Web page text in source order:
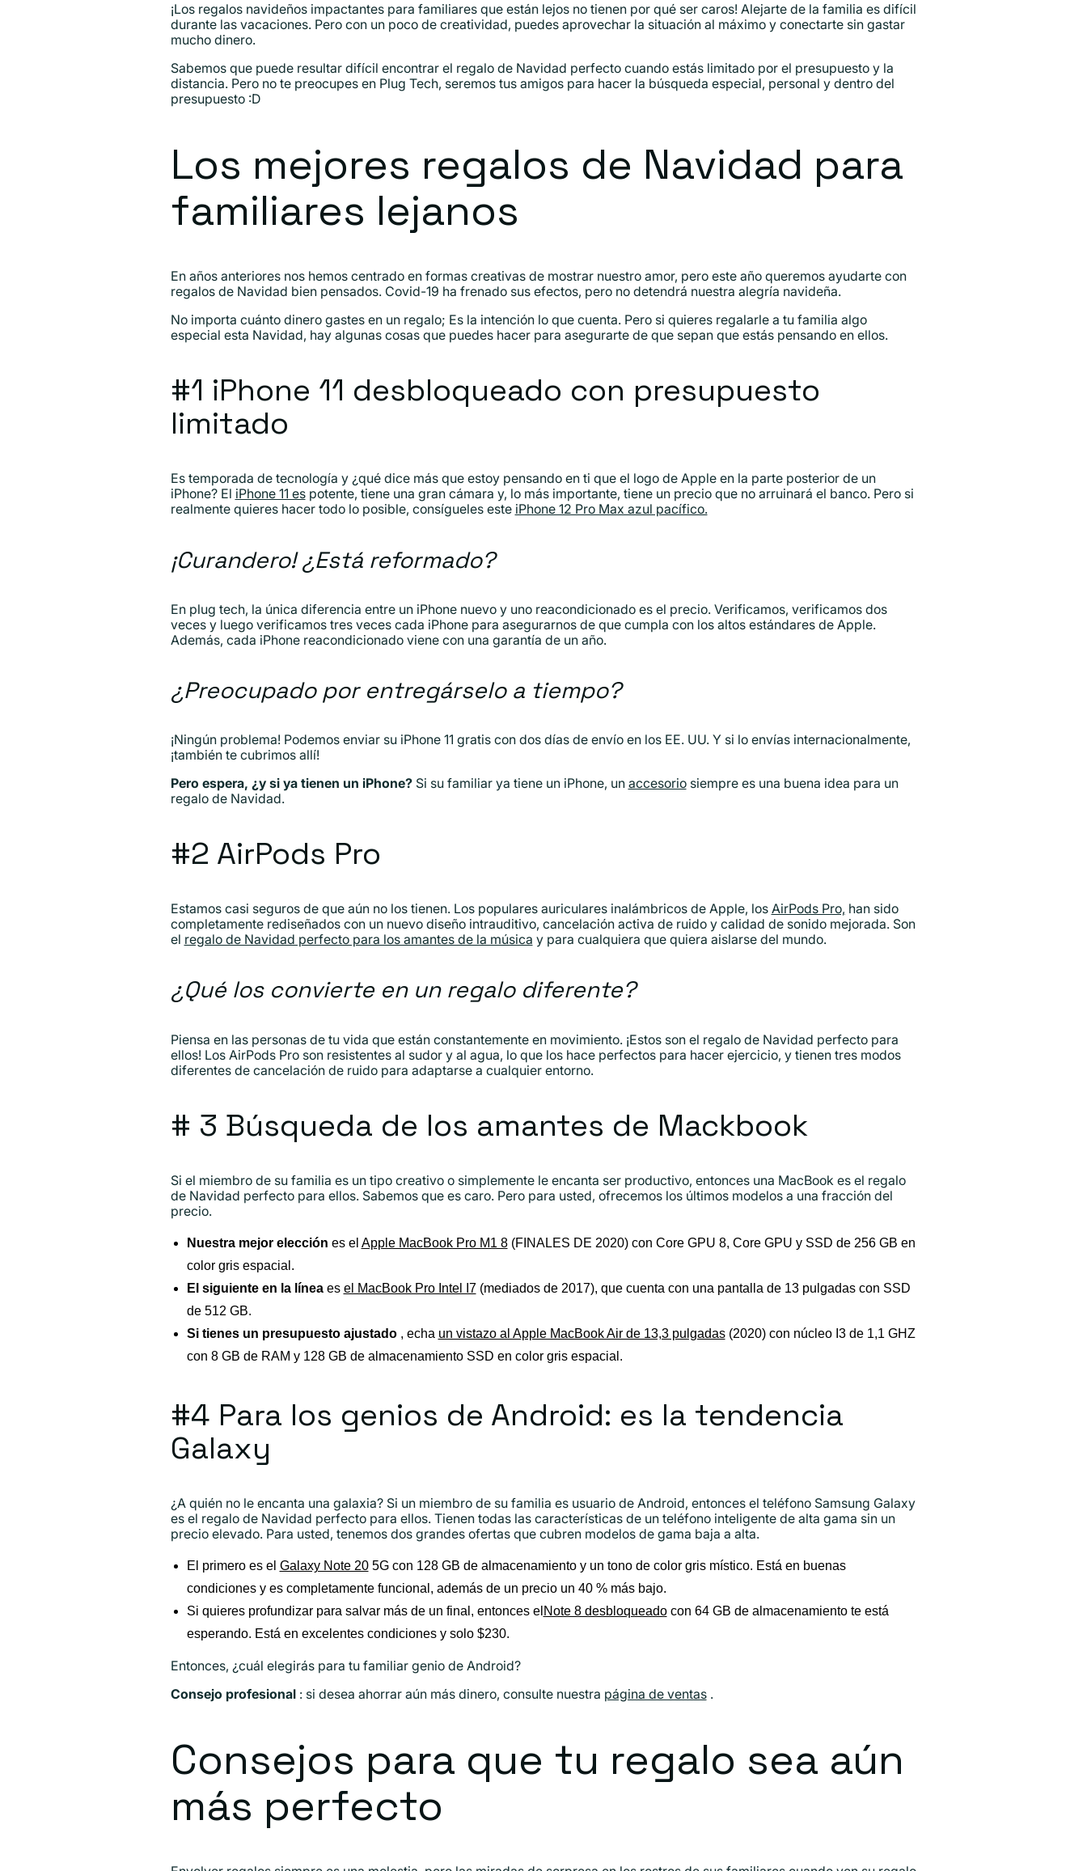
¡Los regalos navideños impactantes para familiares que están lejos no tienen por qué ser caros! Alejarte de la familia es difícil
durante las vacaciones. Pero con un poco de creatividad, puedes aprovechar la situación al máximo y conectarte sin gastar
mucho dinero.
Sabemos que puede resultar difícil encontrar el regalo de Navidad perfecto cuando estás limitado por el presupuesto y la
distancia. Pero no te preocupes en Plug Tech, seremos tus amigos para hacer la búsqueda especial, personal y dentro del
presupuesto :D
Los mejores regalos de Navidad para
familiares lejanos
En años anteriores nos hemos centrado en formas creativas de mostrar nuestro amor, pero este año queremos ayudarte con
regalos de Navidad bien pensados. Covid-19 ha frenado sus efectos, pero no detendrá nuestra alegría navideña.
No importa cuánto dinero gastes en un regalo; Es la intención lo que cuenta. Pero si quieres regalarle a tu familia algo
especial esta Navidad, hay algunas cosas que puedes hacer para asegurarte de que sepan que estás pensando en ellos.
#1 iPhone 11 desbloqueado con presupuesto
limitado
Es temporada de tecnología y ¿qué dice más que estoy pensando en ti que el logo de Apple en la parte posterior de un
iPhone? El iPhone 11 es potente, tiene una gran cámara y, lo más importante, tiene un precio que no arruinará el banco. Pero si
realmente quieres hacer todo lo posible, consígueles este iPhone 12 Pro Max azul pacífico.
¡Curandero! ¿Está reformado?
En plug tech, la única diferencia entre un iPhone nuevo y uno reacondicionado es el precio. Verificamos, verificamos dos
veces y luego verificamos tres veces cada iPhone para asegurarnos de que cumpla con los altos estándares de Apple.
Además, cada iPhone reacondicionado viene con una garantía de un año.
¿Preocupado por entregárselo a tiempo?
¡Ningún problema! Podemos enviar su iPhone 11 gratis con dos días de envío en los EE. UU. Y si lo envías internacionalmente,
¡también te cubrimos allí!
Pero espera, ¿y si ya tienen un iPhone? Si su familiar ya tiene un iPhone, un accesorio siempre es una buena idea para un
regalo de Navidad.
#2 AirPods Pro
Estamos casi seguros de que aún no los tienen. Los populares auriculares inalámbricos de Apple, los AirPods Pro, han sido
completamente rediseñados con un nuevo diseño intrauditivo, cancelación activa de ruido y calidad de sonido mejorada. Son
el regalo de Navidad perfecto para los amantes de la música y para cualquiera que quiera aislarse del mundo.
¿Qué los convierte en un regalo diferente?
Piensa en las personas de tu vida que están constantemente en movimiento. ¡Estos son el regalo de Navidad perfecto para
ellos! Los AirPods Pro son resistentes al sudor y al agua, lo que los hace perfectos para hacer ejercicio, y tienen tres modos
diferentes de cancelación de ruido para adaptarse a cualquier entorno.
# 3 Búsqueda de los amantes de Mackbook
Si el miembro de su familia es un tipo creativo o simplemente le encanta ser productivo, entonces una MacBook es el regalo
de Navidad perfecto para ellos. Sabemos que es caro. Pero para usted, ofrecemos los últimos modelos a una fracción del
precio.
Nuestra mejor elección es el Apple MacBook Pro M1 8 (FINALES DE 2020) con Core GPU 8, Core GPU y SSD de 256 GB en
color gris espacial.
El siguiente en la línea es el MacBook Pro Intel I7 (mediados de 2017), que cuenta con una pantalla de 13 pulgadas con SSD
de 512 GB.
Si tienes un presupuesto ajustado , echa un vistazo al Apple MacBook Air de 13,3 pulgadas (2020) con núcleo I3 de 1,1 GHZ
con 8 GB de RAM y 128 GB de almacenamiento SSD en color gris espacial.
#4 Para los genios de Android: es la tendencia
Galaxy
¿A quién no le encanta una galaxia? Si un miembro de su familia es usuario de Android, entonces el teléfono Samsung Galaxy
es el regalo de Navidad perfecto para ellos. Tienen todas las características de un teléfono inteligente de alta gama sin un
precio elevado. Para usted, tenemos dos grandes ofertas que cubren modelos de gama baja a alta.
El primero es el Galaxy Note 20 5G con 128 GB de almacenamiento y un tono de color gris místico. Está en buenas
condiciones y es completamente funcional, además de un precio un 40 % más bajo.
Si quieres profundizar para salvar más de un final, entonces el Note 8 desbloqueado con 64 GB de almacenamiento te está
esperando. Está en excelentes condiciones y solo $230.
Entonces, ¿cuál elegirás para tu familiar genio de Android?
Consejo profesional : si desea ahorrar aún más dinero, consulte nuestra página de ventas .
Consejos para que tu regalo sea aún
más perfecto